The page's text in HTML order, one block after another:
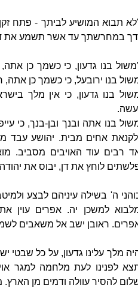
תבוא המושיע לביתך - פתח
במחרשתך עד אשר תשמע את
בנו גדעון, כי כשמך כן
בנו ירובעל, כי כשמך כן
בנו גדעון, כי אין מלך
בנו אתה ובנך ובן-בנך, כי
אחים מבית. יהושע עבד
רבים עוד האויבים מסביב.
לוחץ את דן, יבוס את
ה' בשילה עיניהם לבצע
למשכן יה. אפרים עוין את
ראובן ישב אל משאבים
מלך עלינו גדעון, על כל שבטי
לפנינו לעת מלחמה למגר
להסיר עוולה ודמים מן הארץ.